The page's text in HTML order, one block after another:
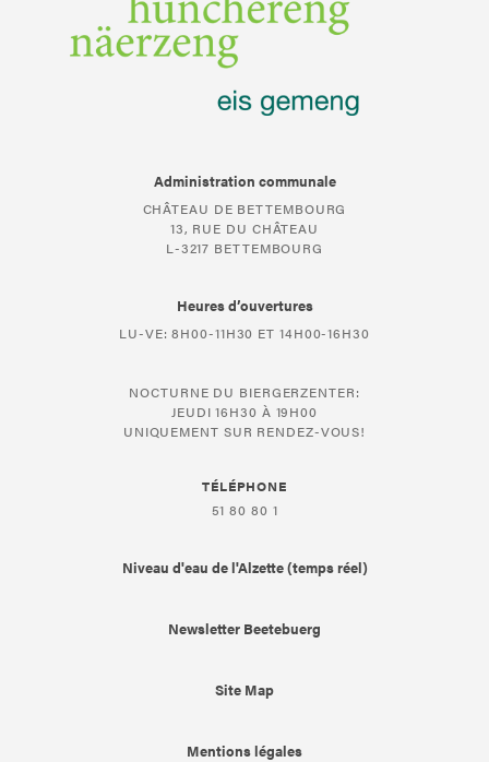
Administration communale
CHÂTEAU DE BETTEMBOURG
13, RUE DU CHÂTEAU
L-3217 BETTEMBOURG
Heures d’ouvertures
LU-VE: 8H00-11H30 ET 14H00-16H30
NOCTURNE DU BIERGERZENTER:
JEUDI 16H30 À 19H00
UNIQUEMENT SUR RENDEZ-VOUS!
TÉLÉPHONE
51 80 80 1
Niveau d'eau de l'Alzette (temps réel)
Newsletter Beetebuerg
Site Map
Mentions légales